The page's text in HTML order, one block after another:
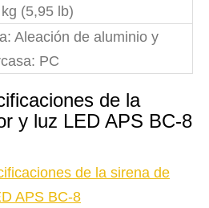
(5,95 lb)
Aleación de aluminio y
PC
de la
y luz LED APS BC-8
de la sirena de
APS BC-8